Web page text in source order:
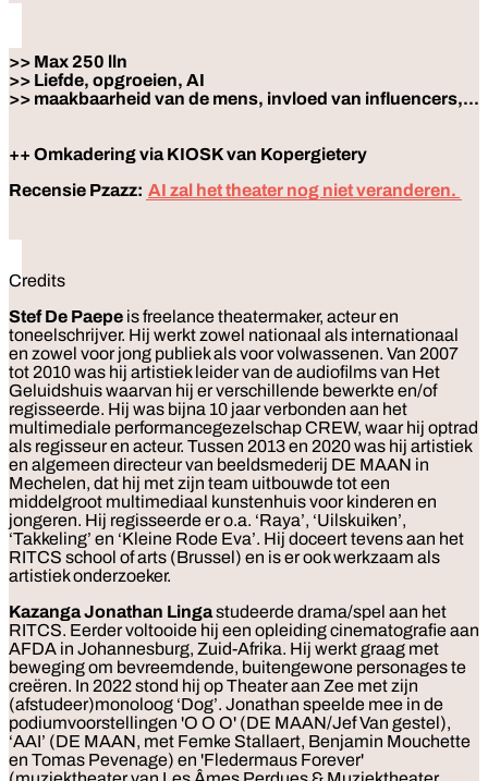
>> Max 250 lln
>> Liefde, opgroeien, AI
>> maakbaarheid van de mens, invloed van influencers,...
++ Omkadering via KIOSK van Kopergietery
Recensie Pzazz: AI zal het theater nog niet veranderen.
Credits
Stef De Paepe is freelance theatermaker, acteur en
toneelschrijver. Hij werkt zowel nationaal als internationaal
en zowel voor jong publiek als voor volwassenen. Van 2007
tot 2010 was hij artistiek leider van de audiofilms van Het
Geluidshuis waarvan hij er verschillende bewerkte en/of
regisseerde. Hij was bijna 10 jaar verbonden aan het
multimediale performancegezelschap CREW, waar hij optrad
als regisseur en acteur. Tussen 2013 en 2020 was hij artistiek
en algemeen directeur van beeldsmederij DE MAAN in
Mechelen, dat hij met zijn team uitbouwde tot een
middelgroot multimediaal kunstenhuis voor kinderen en
jongeren. Hij regisseerde er o.a. ‘Raya’, ‘Uilskuiken’,
‘Takkeling’ en ‘Kleine Rode Eva’. Hij doceert tevens aan het
RITCS school of arts (Brussel) en is er ook werkzaam als
artistiek onderzoeker.
Kazanga Jonathan Lingastudeerde drama/spel aan het
RITCS. Eerder voltooide hij een opleiding cinematografie aan
AFDA in Johannesburg, Zuid-Afrika. Hij werkt graag met
beweging om bevreemdende, buitengewone personages te
creëren. In 2022 stond hij op Theater aan Zee met zijn
(afstudeer)monoloog ‘Dog’. Jonathan speelde mee in de
podiumvoorstellingen 'O O O' (DE MAAN/Jef Van gestel),
‘AAI’ (DE MAAN, met Femke Stallaert, Benjamin Mouchette
en Tomas Pevenage) en 'Fledermaus Forever'